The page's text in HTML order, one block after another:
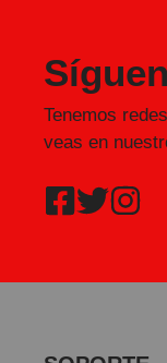
Tenemos
veas en